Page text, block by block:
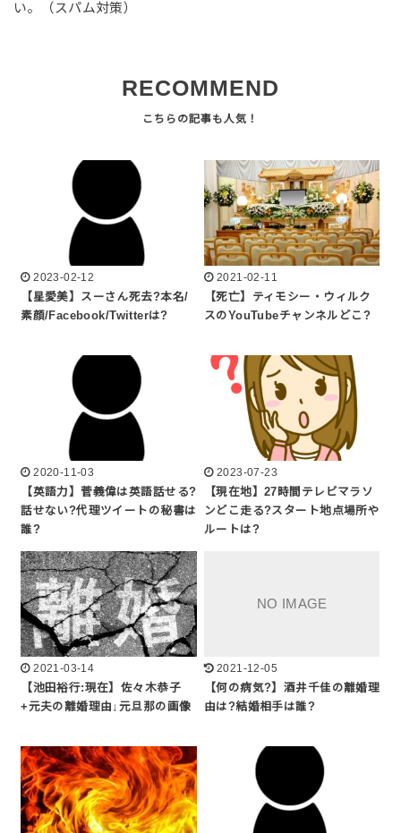
い。（スパム対策）
RECOMMEND
2023-02-12
【星愛美】スーさん死去?本名/
素顔/Facebook/Twitterは?
2021-02-11
【死亡】ティモシー・ウィルク
スのYouTubeチャンネルどこ?
2020-11-03
【英語力】菅義偉は英語話せる?
話せない?代理ツイートの秘書は
誰?
2023-07-23
【現在地】27時間テレビマラソ
ンどこ走る?スタート地点場所や
ルートは?
2021-03-14
【池田裕行:現在】佐々木恭子
+元夫の離婚理由↓元旦那の画像
2021-12-05
【何の病気?】酒井千佳の離婚理
由は?結婚相手は誰?